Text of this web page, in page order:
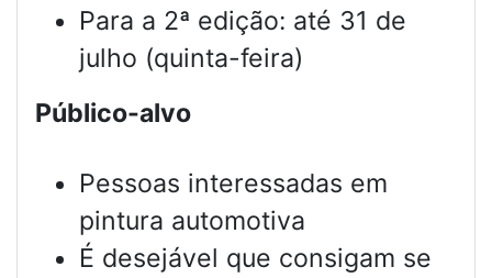
Para a 2ª edição: até 31 de
julho (quinta-feira)
Público-alvo
Pessoas interessadas em
pintura automotiva
É desejável que consigam se